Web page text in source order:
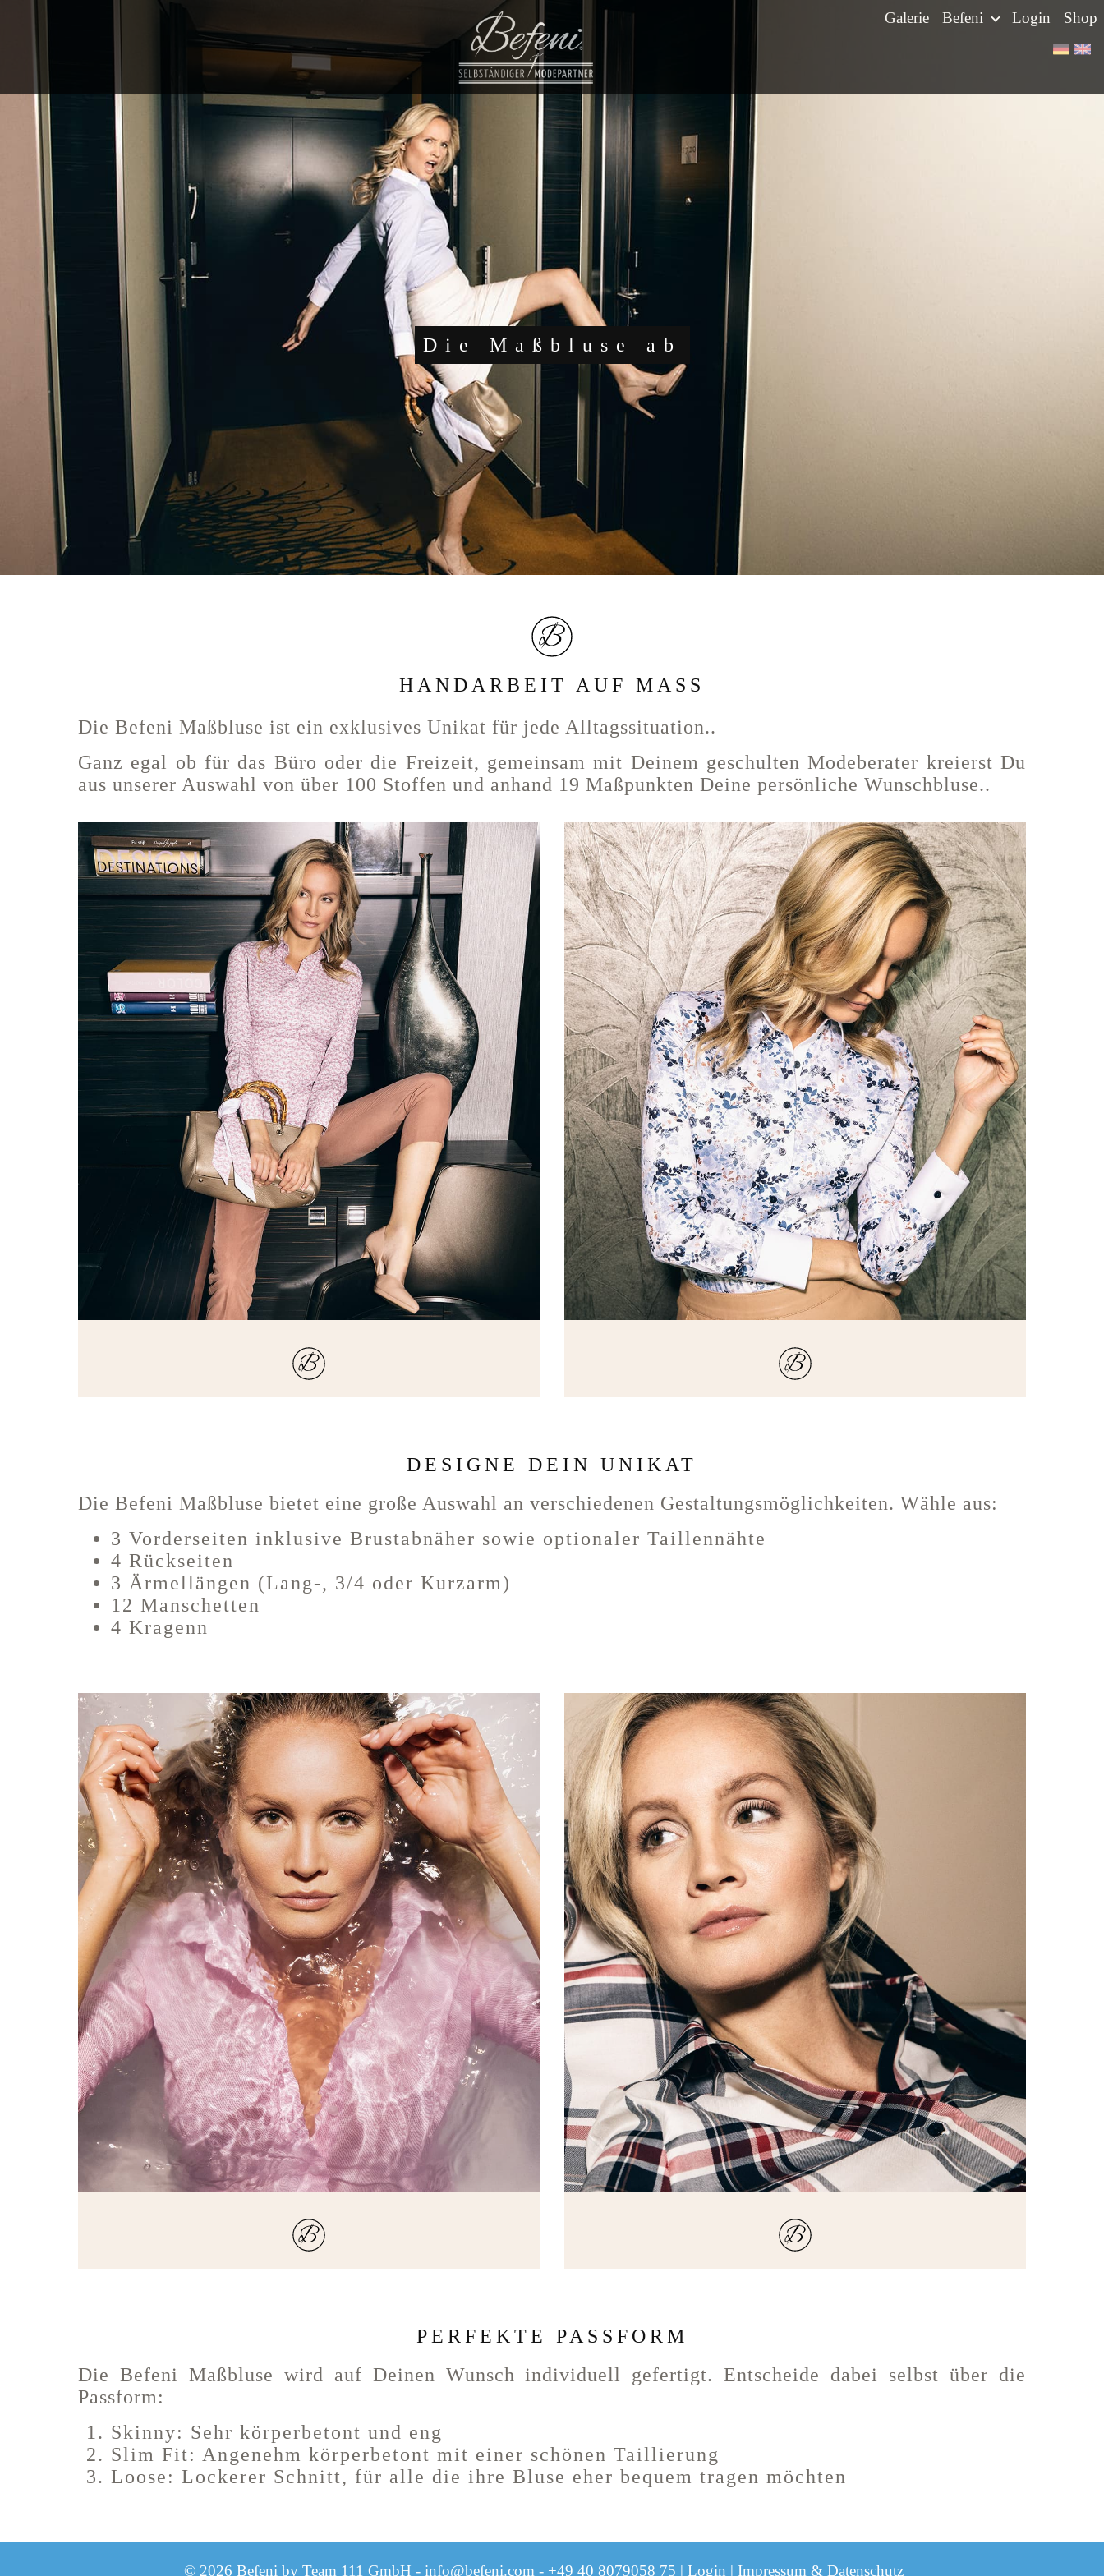
Galerie Befeni Login Shop
Die Maßbluse ab
HANDARBEIT AUF MASS
Die Befeni Maßbluse ist ein exklusives Unikat für jede Alltagssituation..
Ganz egal ob für das Büro oder die Freizeit, gemeinsam mit Deinem geschulten Modeberater kreierst Du
aus unserer Auswahl von über 100 Stoffen und anhand 19 Maßpunkten Deine persönliche Wunschbluse..
DESIGNE DEIN UNIKAT
Die Befeni Maßbluse bietet eine große Auswahl an verschiedenen Gestaltungsmöglichkeiten. Wähle aus:
3 Vorderseiten inklusive Brustabnäher sowie optionaler Taillennähte
4 Rückseiten
3 Ärmellängen (Lang-, 3/4 oder Kurzarm)
12 Manschetten
4 Kragenn
PERFEKTE PASSFORM
Die Befeni Maßbluse wird auf Deinen Wunsch individuell gefertigt. Entscheide dabei selbst über die
Passform:
Skinny: Sehr körperbetont und eng
Slim Fit: Angenehm körperbetont mit einer schönen Taillierung
Loose: Lockerer Schnitt, für alle die ihre Bluse eher bequem tragen möchten
© 2026 Befeni by Team 111 GmbH - info@befeni.com - +49 40 8079058 75 | Login | Impressum & Datenschutz